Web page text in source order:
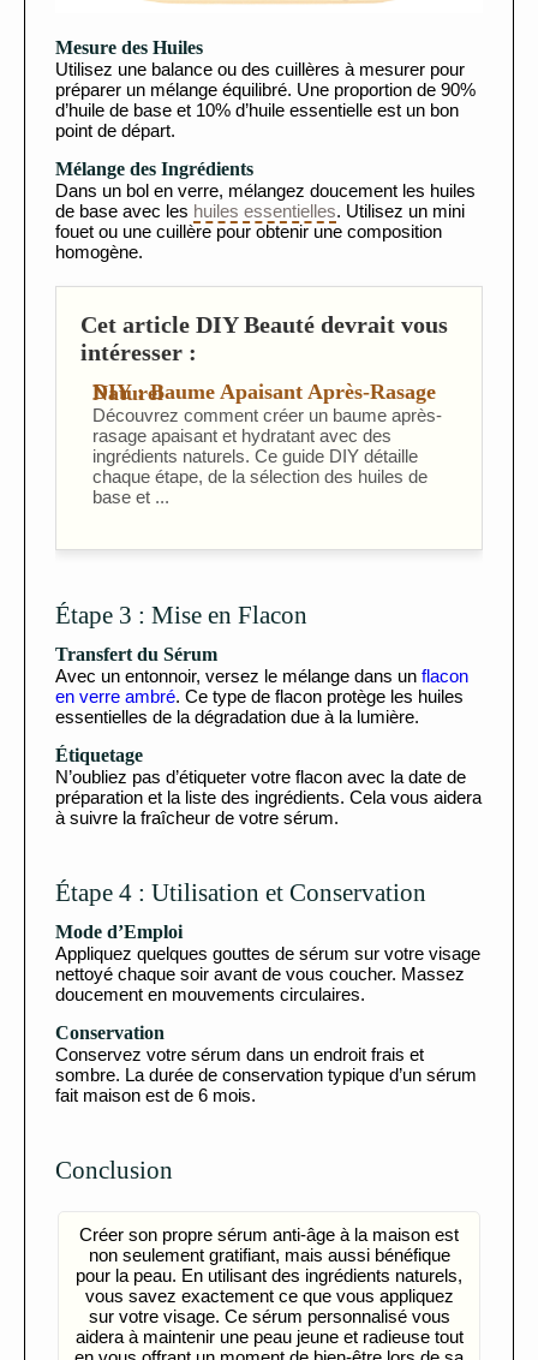
Mesure des Huiles
Utilisez une balance ou des cuillères à mesurer pour
préparer un mélange équilibré. Une proportion de 90%
d’huile de base et 10% d’huile essentielle est un bon
point de départ.
Mélange des Ingrédients
Dans un bol en verre, mélangez doucement les huiles
de base avec les huiles essentielles. Utilisez un mini
fouet ou une cuillère pour obtenir une composition
homogène.
Cet article DIY Beauté devrait vous
intéresser :
DIY : Baume Apaisant Après-Rasage Naturel
Découvrez comment créer un baume après-
rasage apaisant et hydratant avec des
ingrédients naturels. Ce guide DIY détaille
chaque étape, de la sélection des huiles de
base et ...
Étape 3 : Mise en Flacon
Transfert du Sérum
Avec un entonnoir, versez le mélange dans un flacon
en verre ambré. Ce type de flacon protège les huiles
essentielles de la dégradation due à la lumière.
Étiquetage
N’oubliez pas d’étiqueter votre flacon avec la date de
préparation et la liste des ingrédients. Cela vous aidera
à suivre la fraîcheur de votre sérum.
Étape 4 : Utilisation et Conservation
Mode d’Emploi
Appliquez quelques gouttes de sérum sur votre visage
nettoyé chaque soir avant de vous coucher. Massez
doucement en mouvements circulaires.
Conservation
Conservez votre sérum dans un endroit frais et
sombre. La durée de conservation typique d’un sérum
fait maison est de 6 mois.
Conclusion
Créer son propre sérum anti-âge à la maison est
non seulement gratifiant, mais aussi bénéfique
pour la peau. En utilisant des ingrédients naturels,
vous savez exactement ce que vous appliquez
sur votre visage. Ce sérum personnalisé vous
aidera à maintenir une peau jeune et radieuse tout